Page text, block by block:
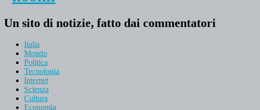
Un sito di notizie, fatto dai commentatori
Italia
Mondo
Politica
Tecnologia
Internet
Scienza
Cultura
Economia